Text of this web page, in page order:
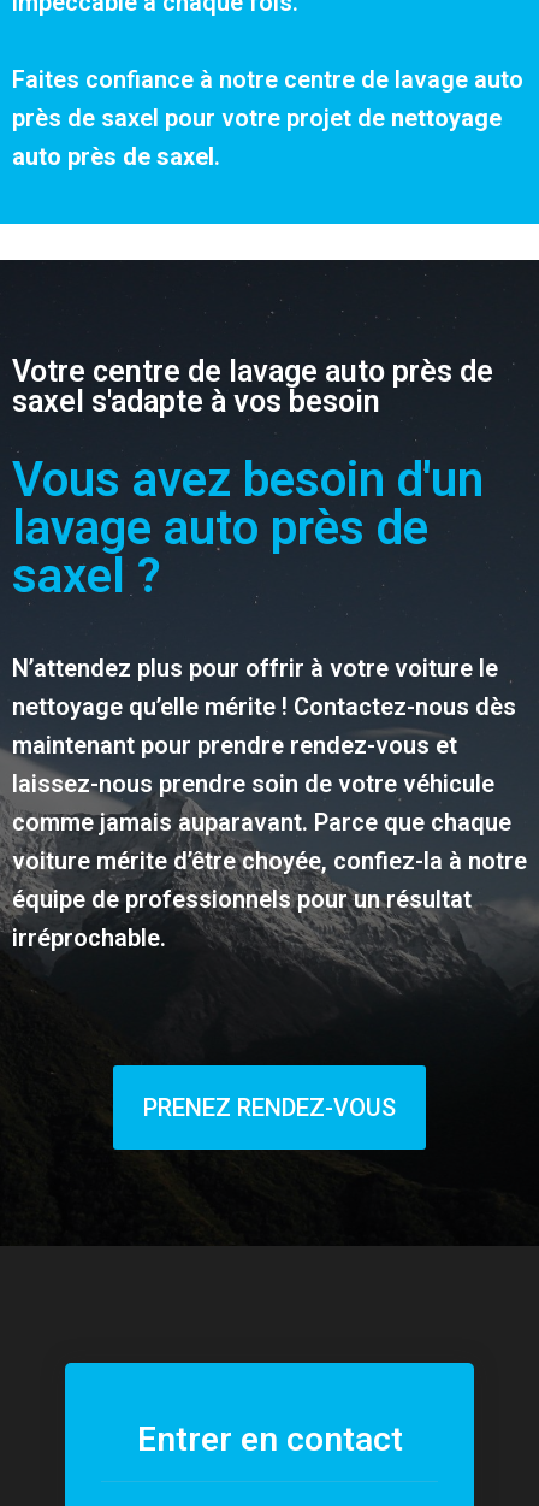
Faites confiance à notre centre de lavage auto
près de saxel pour votre projet de nettoyage
auto près de saxel.
Votre centre de lavage auto près de
saxel s'adapte à vos besoin
Vous avez besoin d'un
lavage auto près de
saxel ?
N’attendez plus pour offrir à votre voiture le
nettoyage qu’elle mérite ! Contactez-nous dès
maintenant pour prendre rendez-vous et
laissez-nous prendre soin de votre véhicule
comme jamais auparavant. Parce que chaque
voiture mérite d’être choyée, confiez-la à notre
équipe de professionnels pour un résultat
irréprochable.
PRENEZ RENDEZ-VOUS
Entrer en contact